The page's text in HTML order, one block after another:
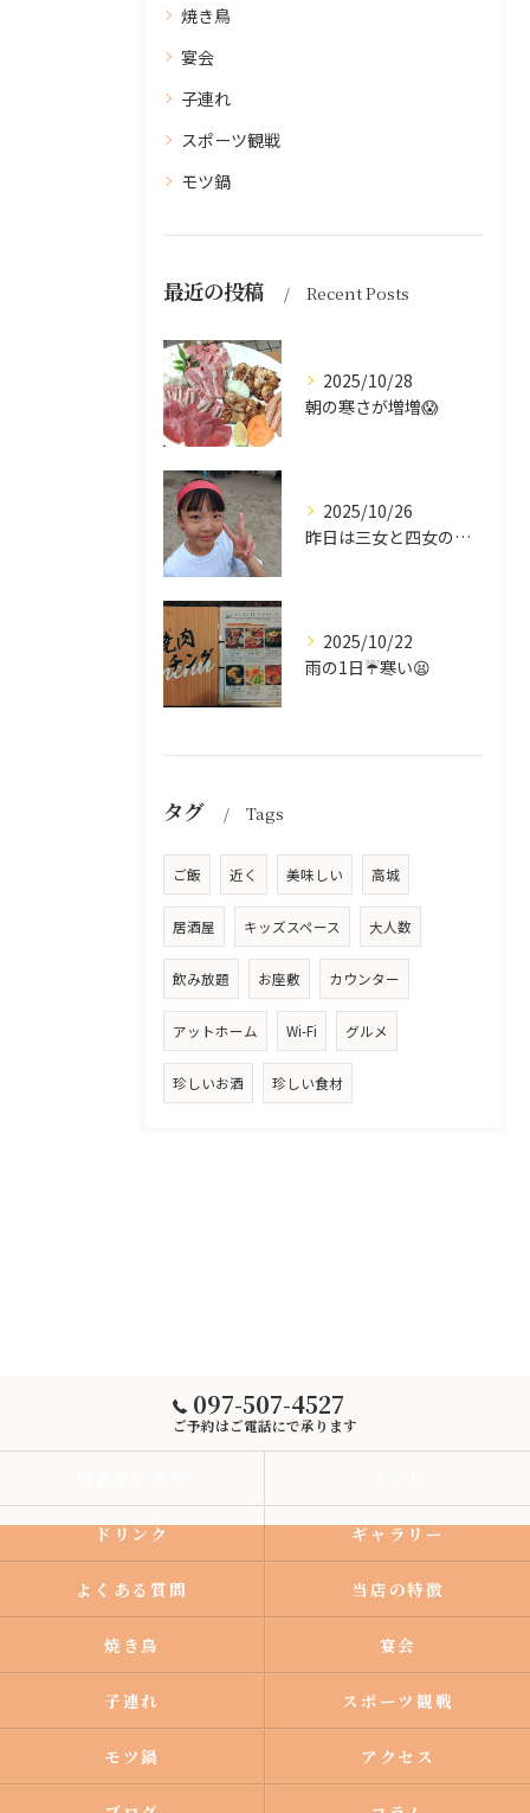
焼き鳥
宴会
子連れ
スポーツ観戦
モツ鍋
最近の投稿 Recent Posts
2025/10/28
朝の寒さが増増😱
2025/10/26
昨日は三女と四女の運動会🥰
2025/10/22
雨の1日☔寒い😫
タグ Tags
ご飯 近く 美味しい 高城
居酒屋 キッズスペース 大人数
飲み放題 お座敷 カウンター
アットホーム Wi-Fi グルメ
珍しいお酒 珍しい食材
097-507-4527
ご予約はご電話にで承ります
ドリンク ギャラリー
よくある質問 当店の特徴
焼き鳥 宴会
子連れ スポーツ観戦
モツ鍋 アクセス